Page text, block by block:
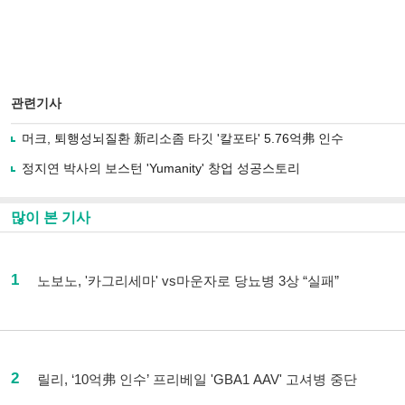
관련기사
머크, 퇴행성뇌질환 新리소좀 타깃 '칼포타' 5.76억弗 인수
정지연 박사의 보스턴 'Yumanity' 창업 성공스토리
많이 본 기사
1 노보노, '카그리세마' vs마운자로 당뇨병 3상 “실패”
2 릴리, ‘10억弗 인수’ 프리베일 'GBA1 AAV' 고셔병 중단